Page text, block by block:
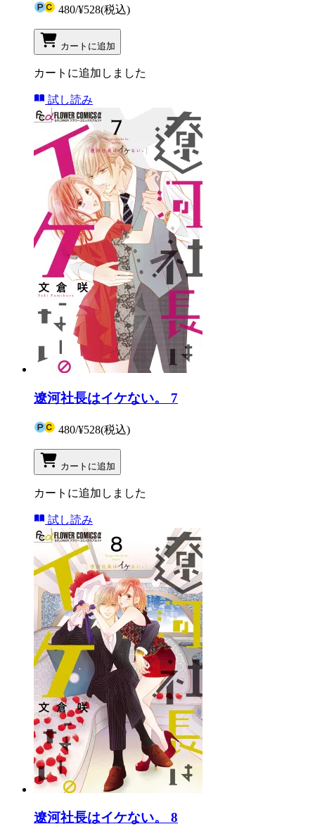
480/¥528(税込)
カートに追加
カートに追加しました
試し読み
遼河社長はイケない。 7
480/¥528(税込)
カートに追加
カートに追加しました
試し読み
遼河社長はイケない。 8